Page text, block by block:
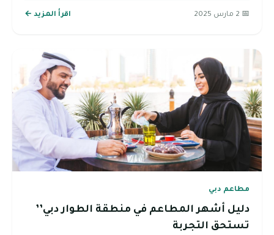
📅 2 مارس 2025 اقرأ المزيد ←
مطاعم دبي
دليل أشهر المطاعم في منطقة الطوار دبي’’
تستحق التجربة